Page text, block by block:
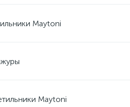
Maytoni
Maytoni